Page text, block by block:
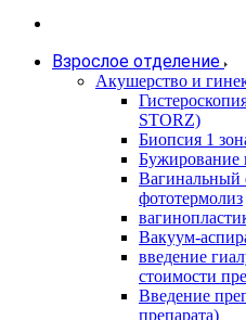
Взрослое отделение
Акушерство и
STORZ)
Биопсия 1
Бужирование
Вагинальный
фототермолиз
Вакуум-
введение
стоимости
Введение
препарата)